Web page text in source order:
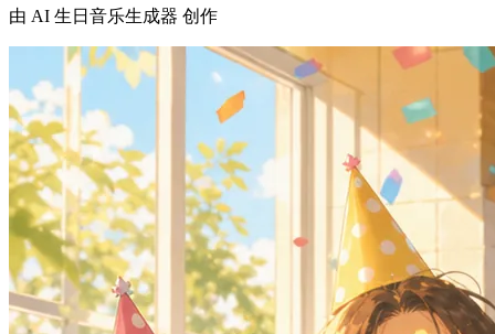
由 AI 生日音乐生成器 创作